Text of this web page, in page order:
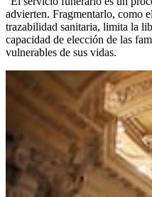
advierten. Fragmentarlo, como
trazabilidad sanitaria, limita la
capacidad de elección de las
vulnerables de sus vidas.